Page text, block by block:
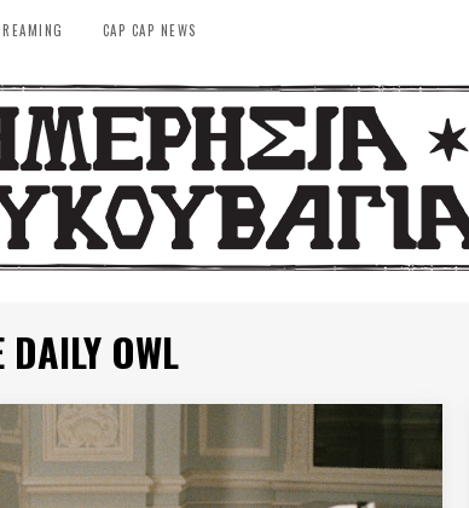
CAP CAP NEWS
OWL